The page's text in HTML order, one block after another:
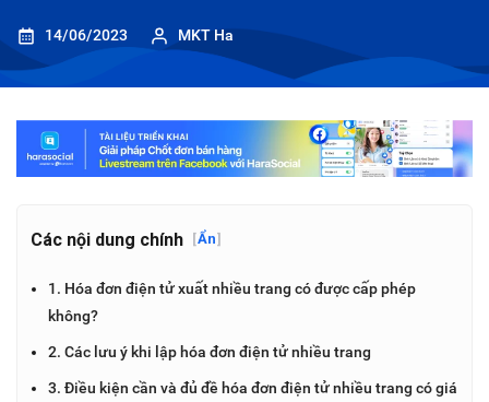
14/06/2023 MKT Ha
Các nội dung chính [Ẩn]
1. Hóa đơn điện tử xuất nhiều trang có được cấp phép
không?
2. Các lưu ý khi lập hóa đơn điện tử nhiều trang
3. Điều kiện cần và đủ đề hóa đơn điện tử nhiều trang có giá